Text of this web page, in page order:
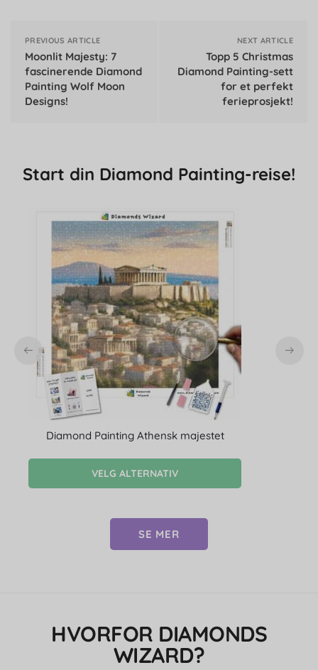
PREVIOUS ARTICLE
Moonlit Majesty: 7
fascinerende Diamond
Painting Wolf Moon
Designs!
NEXT ARTICLE
Topp 5 Christmas
Diamond Painting-sett
for et perfekt
ferieprosjekt!
Start din Diamond Painting-reise!
Diamond Painting Athensk majestet
VELG ALTERNATIV
SE MER
HVORFOR DIAMONDS
WIZARD?